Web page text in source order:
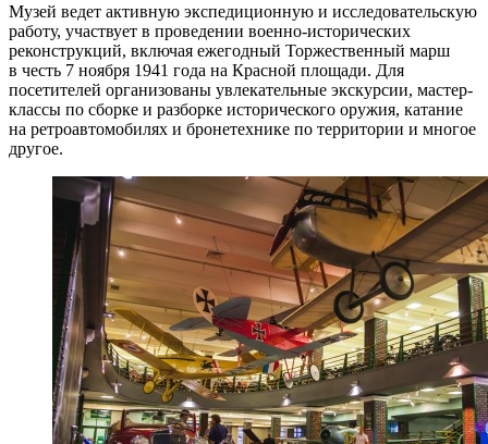
Музей ведет активную экспедиционную и исследовательскую
работу, участвует в проведении военно-исторических
реконструкций, включая ежегодный Торжественный марш
в честь 7 ноября 1941 года на Красной площади. Для
посетителей организованы увлекательные экскурсии, мастер-
классы по сборке и разборке исторического оружия, катание
на ретроавтомобилях и бронетехнике по территории и многое
другое.